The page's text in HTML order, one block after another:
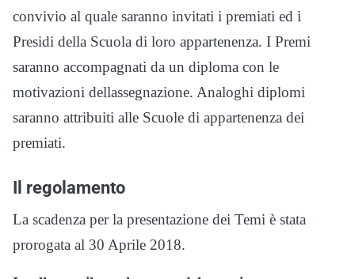
convivio al quale saranno invitati i premiati ed i
Presidi della Scuola di loro appartenenza. I Premi
saranno accompagnati da un diploma con le
motivazioni dellassegnazione. Analoghi diplomi
saranno attribuiti alle Scuole di appartenenza dei
premiati.
Il regolamento
La scadenza per la presentazione dei Temi è stata
prorogata al 30 Aprile 2018.